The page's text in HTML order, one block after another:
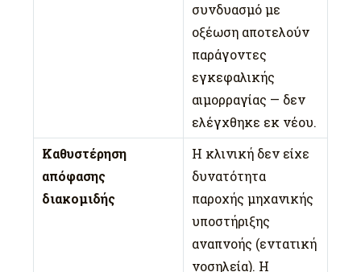
συνδυασμό με
οξέωση αποτελούν
παράγοντες
εγκεφαλικής
αιμορραγίας — δεν
ελέγχθηκε εκ νέου.
Καθυστέρηση
απόφασης
διακομιδής
Η κλινική δεν είχε
δυνατότητα
παροχής μηχανικής
υποστήριξης
αναπνοής (εντατική
νοσηλεία). Η